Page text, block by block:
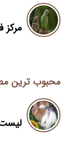
محبوب ترین